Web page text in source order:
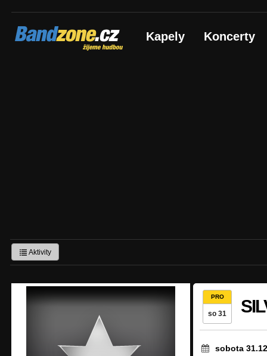
Bandzone.cz
žijeme hudbou Kapely Koncerty
Aktivity
PRO
so 31
sobota